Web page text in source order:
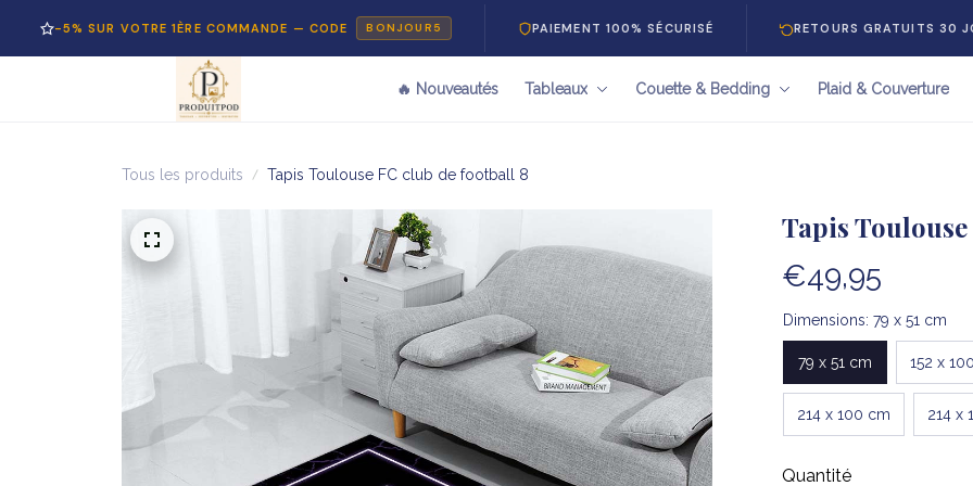
SUR VOTRE 1ÈRE COMMANDE — CODE BONJOUR5 PAIEMENT 100% SÉCURISÉ RETOURS GRATUITS 30 JOURS
🔥 Nouveautés Tableaux Couette & Bedding Plaid & Couverture
Tous les produits Tapis Toulouse FC club de football 8
Tapis
€49,95
Dimensions: 79 x 51 cm
79 x 51 cm 152 x
214 x 100 cm 214 x
Quantité